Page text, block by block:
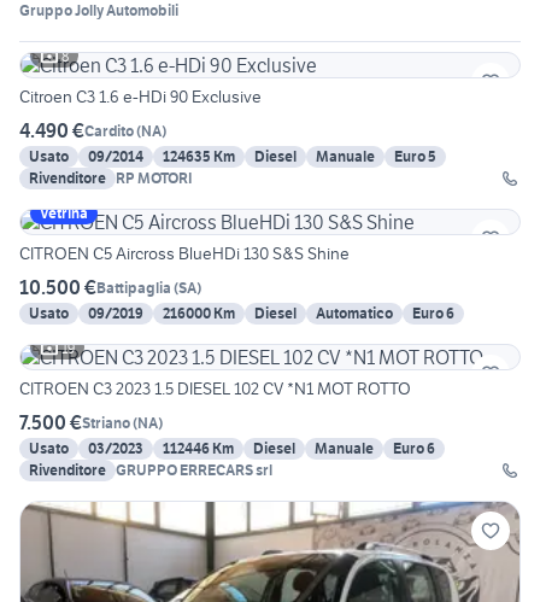
Gruppo Jolly Automobili
8
Citroen C3 1.6 e-HDi 90 Exclusive
4.490 €Cardito(NA)
Usato
09/2014 124635 Km Diesel Manuale
Euro 5
Rivenditore RP MOTORI
Vetrina
CITROEN C5 Aircross BlueHDi 130 S&S Shine
10.500 €Battipaglia (SA)
Usato
09/2019 216000 Km Diesel Automatico
Euro 6
19
CITROEN C3 2023 1.5 DIESEL 102 CV *N1 MOT ROTTO
7.500 €Striano(NA)
Usato
03/2023 112446 Km Diesel Manuale
Euro 6
Rivenditore GRUPPO ERRECARS srl